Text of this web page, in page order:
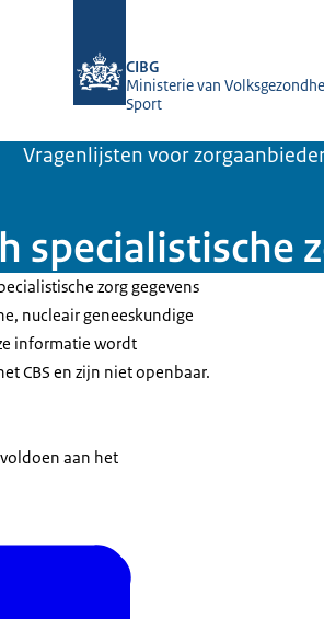
CIBG
Ministerie van
Sport
Vragenlijsten voor
specialistische
zorg gegevens
nucleair geneeskundige
informatie wordt
CBS en zijn niet openbaar.
aan het